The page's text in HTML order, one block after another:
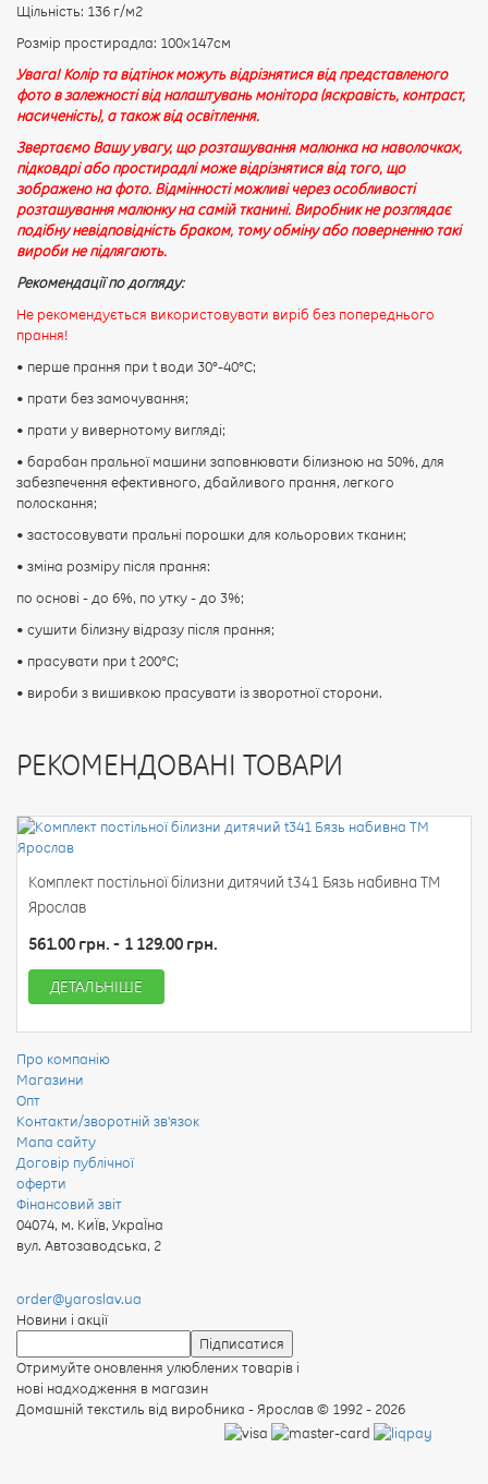
Щільність: 136 г/м2
Розмір простирадла: 100х147см
Увага! Колір та відтінок можуть відрізнятися від представленого
фото в залежності від налаштувань монітора (яскравість, контраст,
насиченість), а також від освітлення.
Звертаємо Вашу увагу, що розташування малюнка на наволочках,
підковдрі або простирадлі може відрізнятися від того, що
зображено на фото. Відмінності можливі через особливості
розташування малюнку на самій тканині. Виробник не розглядає
подібну невідповідність браком, тому обміну або поверненню такі
вироби не підлягають.
Рекомендації по догляду:
Не рекомендується використовувати виріб без попереднього
прання!
• перше прання при t води 30°-40°C;
• прати без замочування;
• прати у вивернотому вигляді;
• барабан пральної машини заповнювати білизною на 50%, для
забезпечення ефективного, дбайливого прання, легкого
полоскання;
• застосовувати пральні порошки для кольорових тканин;
• зміна розміру після прання:
по основі - до 6%, по утку - до 3%;
• сушити білизну відразу після прання;
• прасувати при t 200°С;
• вироби з вишивкою прасувати із зворотної сторони.
РЕКОМЕНДОВАНІ ТОВАРИ
Комплект постільної білизни дитячий t341 Бязь набивна ТМ
Ярослав
561.00 грн. - 1 129.00 грн.
ДЕТАЛЬНІШЕ
Про компанію
Магазини
Опт
Контакти/зворотній зв'язок
Мапа сайту
Договір публічної
оферти
Фінансовий звіт
04074, м. КиЇв, УкраЇна
вул. Автозаводська, 2
order@yaroslav.ua
Новини і акції
Отримуйте оновлення улюблених товарів і
нові надходження в магазин
Домашній текстиль від виробника - Ярослав© 1992 - 2026